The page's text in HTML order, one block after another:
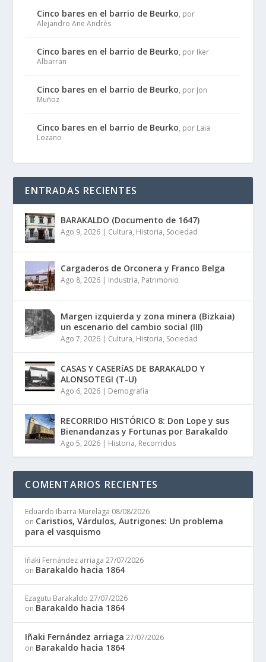
Cinco bares en el barrio de Beurko, por
Alejandro Ane Andrés
Cinco bares en el barrio de Beurko, por Iker
Albarran
Cinco bares en el barrio de Beurko, por Jon
Muñoz
Cinco bares en el barrio de Beurko, por Laia
Lozano
ENTRADAS RECIENTES
BARAKALDO (Documento de 1647)
Ago 9, 2026 | Cultura, Historia, Sociedad
Cargaderos de Orconera y Franco Belga
Ago 8, 2026 | Industria, Patrimonio
Margen izquierda y zona minera (Bizkaia)
un escenario del cambio social (III)
Ago 7, 2026 | Cultura, Historia, Sociedad
CASAS Y CASERíAS DE BARAKALDO Y
ALONSOTEGI (T-U)
Ago 6, 2026 | Demografía
RECORRIDO HISTÓRICO 8: Don Lope y sus
Bienandanzas y Fortunas por Barakaldo
Ago 5, 2026 | Historia, Recorridos
COMENTARIOS RECIENTES
Eduardo Ibarra Murelaga 08/08/2026
on Caristios, Várdulos, Autrigones: Un problema
para el vasquismo
Iñaki Fernández arriaga 27/07/2026
on Barakaldo hacia 1864
Ezagutu Barakaldo 27/07/2026
on Barakaldo hacia 1864
Iñaki Fernández arriaga 27/07/2026
on Barakaldo hacia 1864